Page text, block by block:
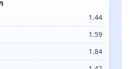
1.44
1.59
1.84